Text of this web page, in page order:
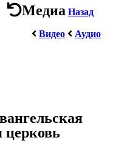
Медиа Назад
Видео
Аудио
церковь